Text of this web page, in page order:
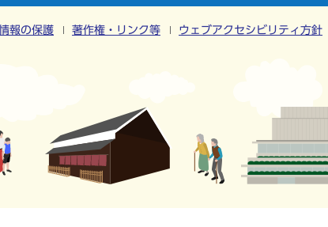
報の保護 著作権・リンク等 ウェブアクセシビリティ方針